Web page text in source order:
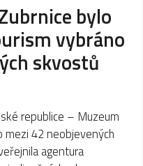
bylo
vybráno
skvostů
republice – Muzeum
42 neobjevených
agentura